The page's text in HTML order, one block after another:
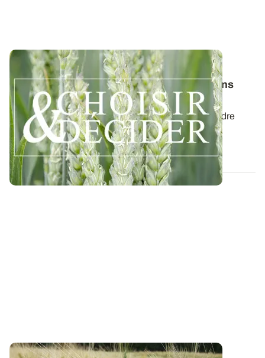
SUD-OUEST
Blé tendre : téléchargez nos préconisations
pour les semis 2026
Retrouvez les préconisations 2026/2027 en blé tendre
avec le guide régional Choisir et...
03 AOÛT 2026